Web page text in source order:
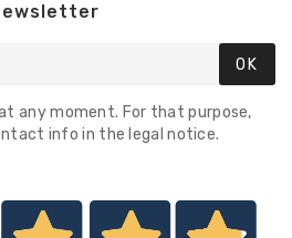
OK
any moment. For that purpose,
info in the legal notice.